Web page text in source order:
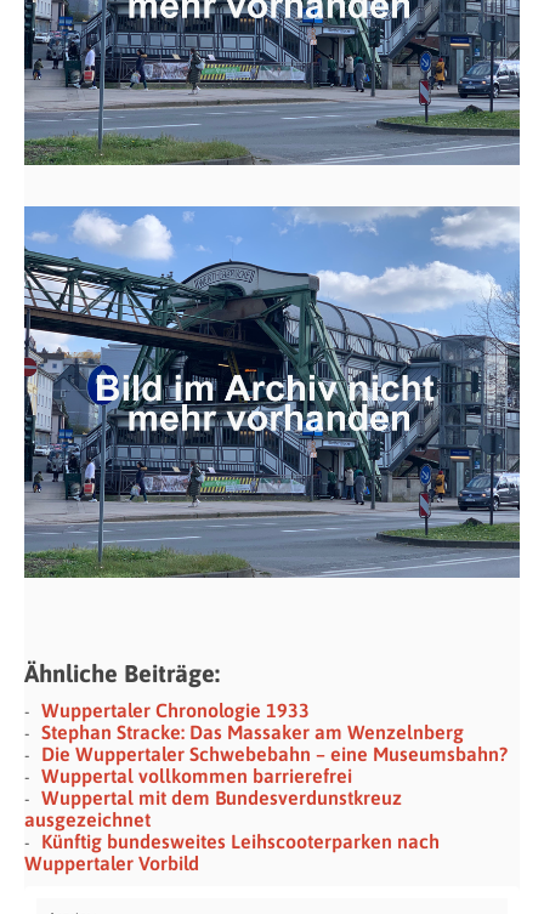
Ähnliche Beiträge:
Wuppertaler Chronologie 1933
Stephan Stracke: Das Massaker am Wenzelnberg
Die Wuppertaler Schwebebahn – eine Museumsbahn?
Wuppertal vollkommen barrierefrei
Wuppertal mit dem Bundesverdunstkreuz
ausgezeichnet
Künftig bundesweites Leihscooterparken nach
Wuppertaler Vorbild